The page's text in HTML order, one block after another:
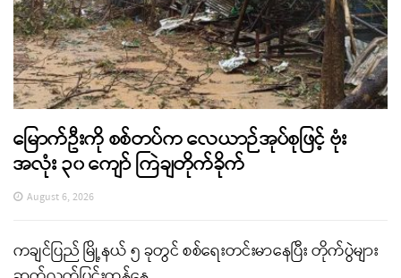
မြောက်ဦးကို စစ်တပ်က လေယာဉ်အုပ်စုဖြင့် ဗုံး
အလုံး ၃၀ ကျော် ကြဲချတိုက်ခိုက်
August 6, 2026
ကချင်ပြည် မြို့နယ် ၅ ခုတွင် စစ်ရေးတင်းမာနေပြီး တိုက်ပွဲများ